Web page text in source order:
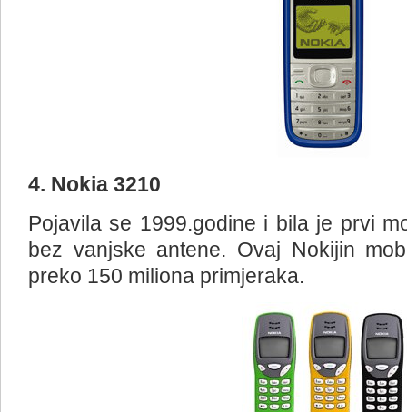
4. Nokia 3210
Pojavila se 1999.godine i bila je prvi
bez vanjske antene. Ovaj Nokijin
preko 150 miliona primjeraka.